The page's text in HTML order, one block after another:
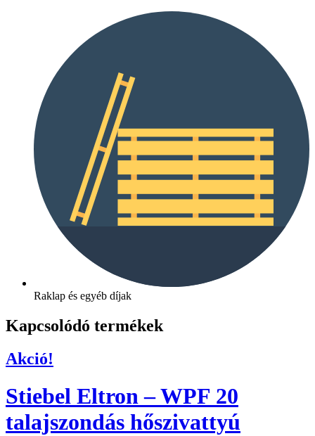
Raklap és egyéb díjak
Kapcsolódó termékek
Akció!
Stiebel Eltron – WPF 20
talajszondás hőszivattyú